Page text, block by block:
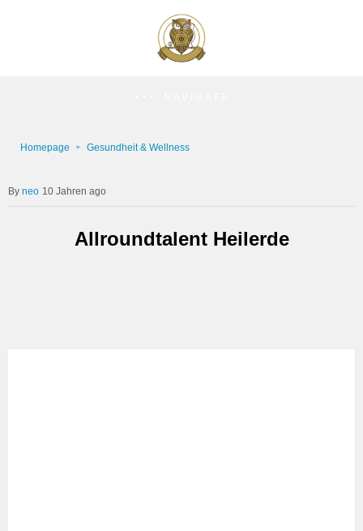
Homepage Gesundheit & Wellness
neo 10 Jahren ago
Allroundtalent Heilerde